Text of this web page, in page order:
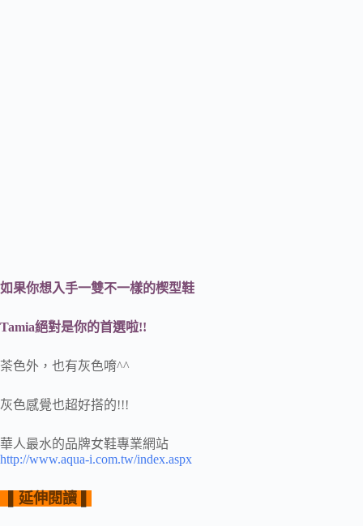
如果你想入手一雙不一樣的楔型鞋
Tamia絕對是你的首選啦!!
茶色外，也有灰色唷^^
灰色感覺也超好搭的!!!
華人最水的品牌女鞋專業網站
http://www.aqua-i.com.tw/index.aspx
▌延伸閱讀 ▌